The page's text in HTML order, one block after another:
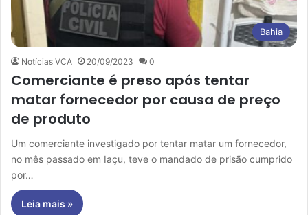
Bahia
Notícias VCA 20/09/2023 0
Comerciante é preso após tentar
matar fornecedor por causa de preço
de produto
Um comerciante investigado por tentar matar um fornecedor,
no mês passado em Iaçu, teve o mandado de prisão cumprido
por…
Leia mais »